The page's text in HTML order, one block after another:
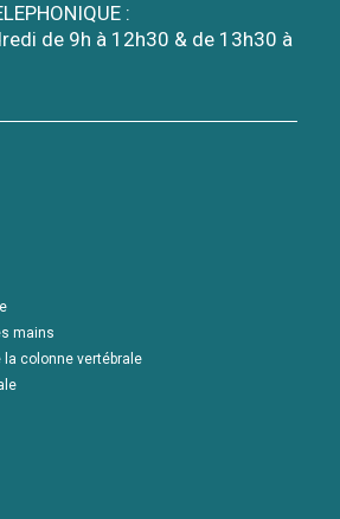
:
de 9h à 12h30 & de 13h30 à
mains
la colonne vertébrale